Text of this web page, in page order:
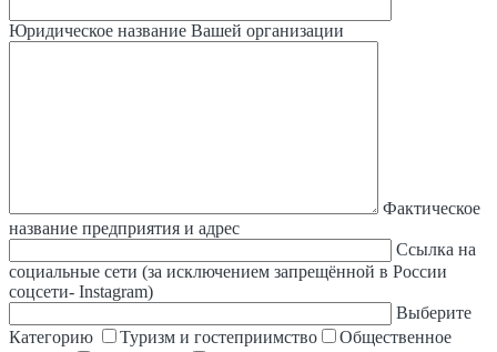
Юридическое название Вашей организации
Фактическое
название предприятия и адрес
Ссылка на
социальные сети (за исключением запрещённой в России
соцсети- Instagram)
Выберите
Категорию
Туризм и гостеприимство
Общественное